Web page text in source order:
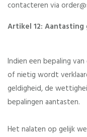
contacteren via
Artikel 12:
Indien een bepaling
of nietig wordt
geldigheid, de
bepalingen aantasten.
Het nalaten op gelijk